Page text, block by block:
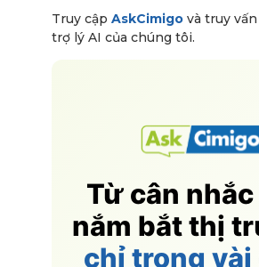
Truy cập AskCimigovà truy vấn
trợ lý AI của chúng tôi.
Từ cân
nắm bắt thị
chỉ trong vài